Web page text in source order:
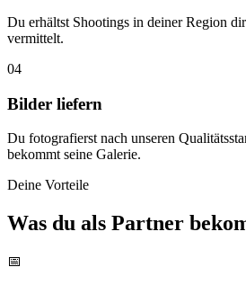
Du erhältst Shootings in deiner Region
vermittelt.
04
Bilder liefern
Du fotografierst nach unseren
bekommt seine Galerie.
Deine Vorteile
Was du als Partner
📅